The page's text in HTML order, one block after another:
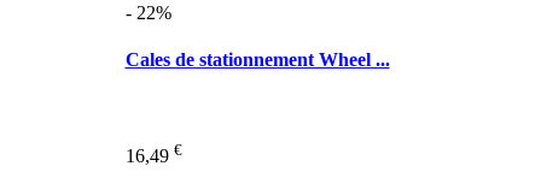
- 22%
Cales de stationnement Wheel ...
16,49 €